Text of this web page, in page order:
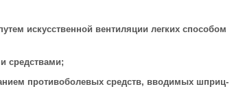
искусственной вентиляции легких способом
средствами;
противоболевых средств, вводимых шприц-